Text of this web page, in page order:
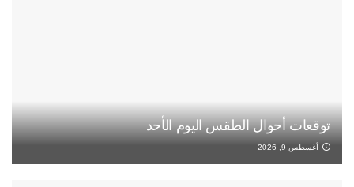
توقعات أحوال الطقس اليوم الأحد
أغسطس 9, 2026